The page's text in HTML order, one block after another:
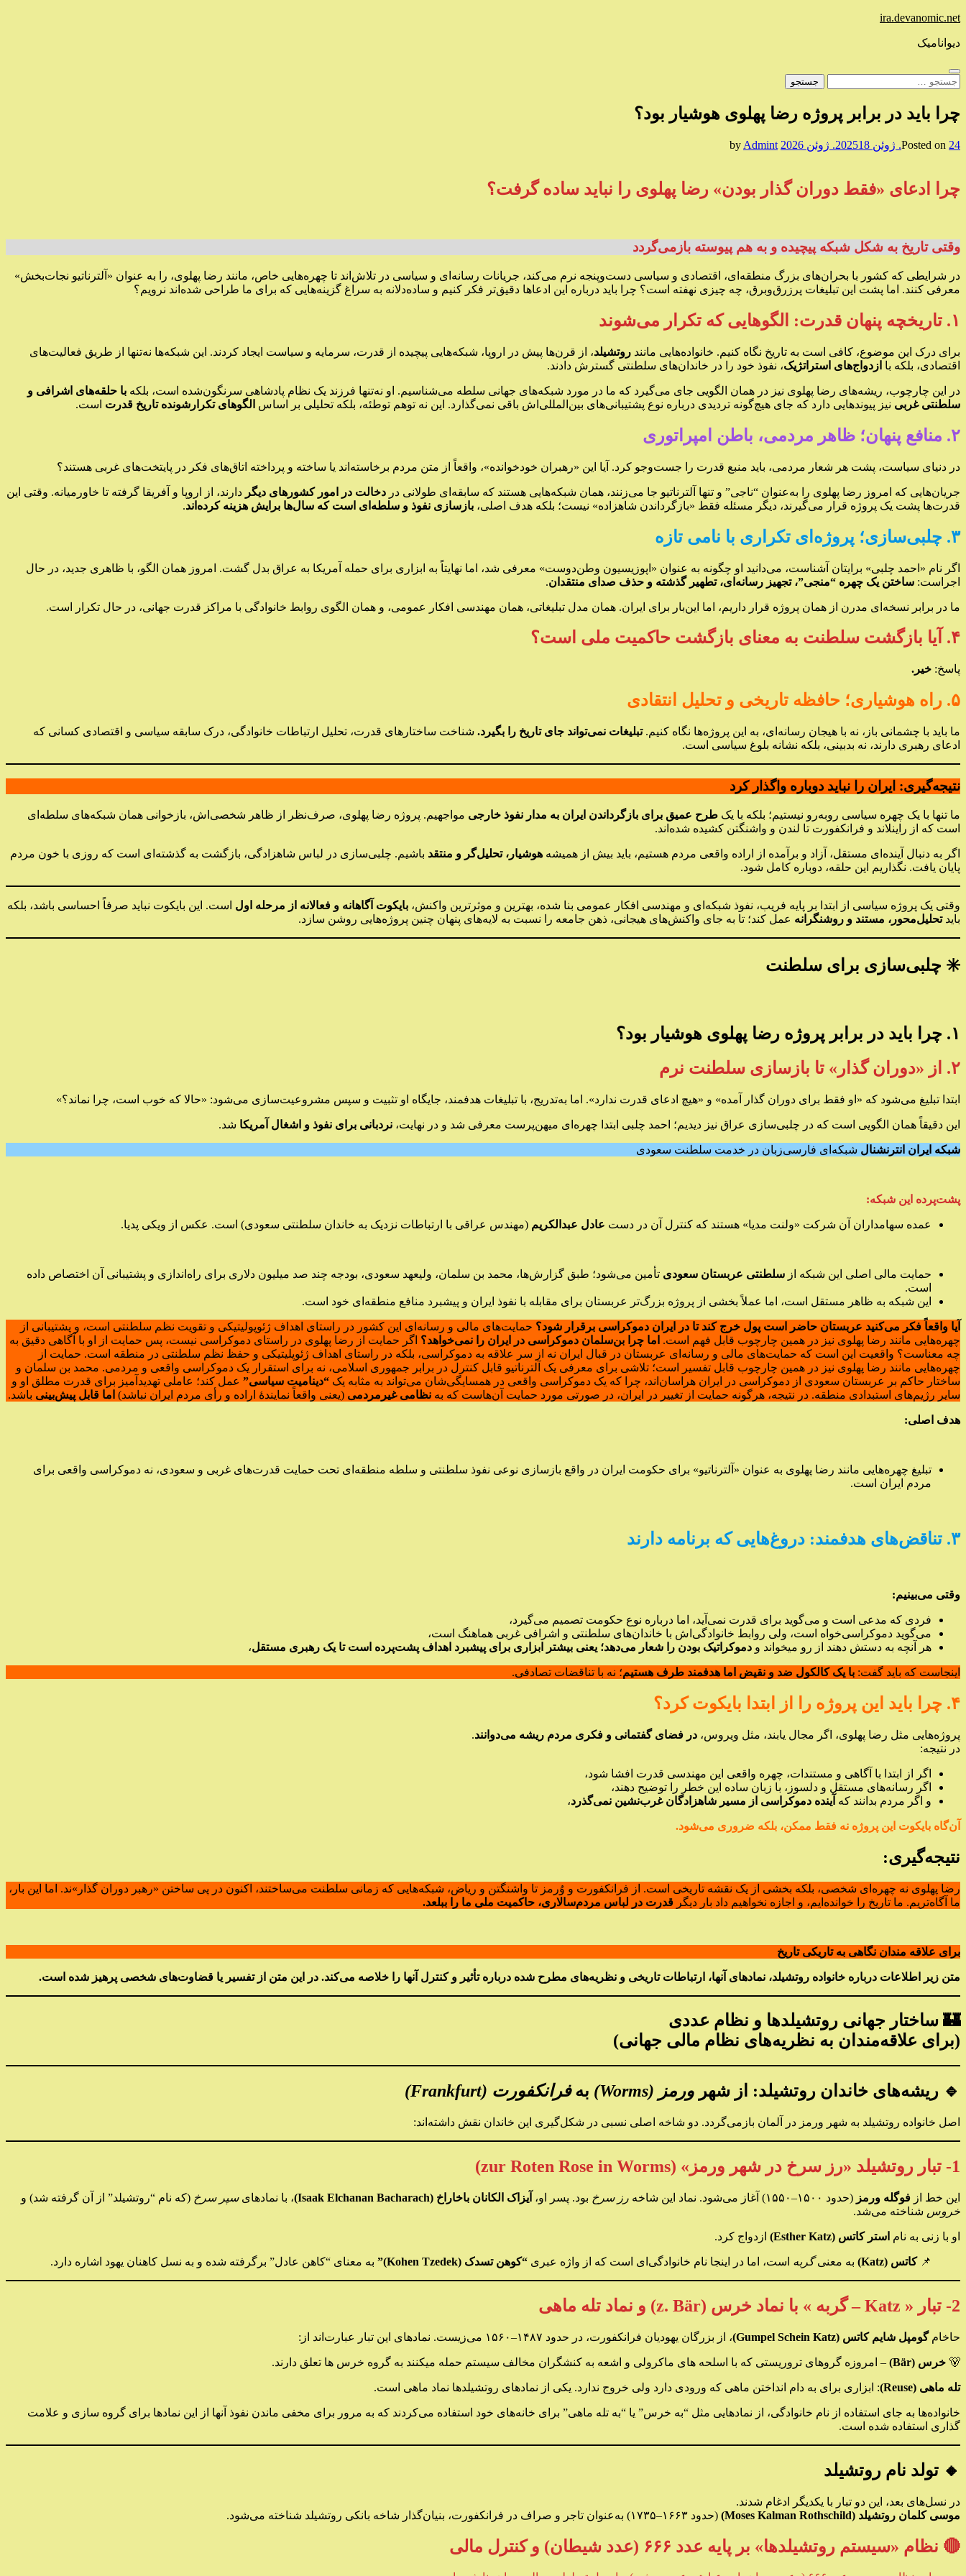
Skip
content
ira.devanomic.net
دیوانامیک
جستجو
چرا باید در برابر پروژه رضا پهلوی هوشیار بود؟
Posted on 24. ژوئن 2025 18. ژوئن 2026 Admint
چرا ادعای «فقط دوران گذار بودن» رضا پهلوی را نباید ساده گرفت؟
وقتی تاریخ به شکل شبکه‌ پیچیده و به هم پیوسته بازمی‌گردد
در شرایطی که کشور با بحران‌های بزرگ منطقه‌ای، اقتصادی و سیاسی دست‌وپنجه نرم می‌کند، جریانات رسانه‌ای و سیاسی در تلاش‌اند تا چهره‌هایی خاص، مانند رضا پهلوی، را به عنوان «آلترناتیو نجات‌بخش»
معرفی کنند. اما پشت این تبلیغات پرزرق‌وبرق، چه چیزی نهفته است؟ چرا باید درباره این ادعاها دقیق‌تر فکر کنیم و ساده‌دلانه به سراغ گزینه‌هایی که برای ما طراحی شده‌اند نرویم؟
۱. تاریخچه پنهان قدرت: الگوهایی که تکرار می‌شوند
برای درک این موضوع، کافی است به تاریخ نگاه کنیم. خانواده‌هایی مانند روتشیلد، از قرن‌ها پیش در اروپا، شبکه‌هایی پیچیده از قدرت، سرمایه و سیاست ایجاد کردند. این شبکه‌ها نه‌تنها از طریق فعالیت‌های
اقتصادی، بلکه با ازدواج‌های استراتژیک، نفوذ خود را در خاندان‌های سلطنتی گسترش دادند.
در این چارچوب، ریشه‌های رضا پهلوی نیز در همان الگویی جای می‌گیرد که ما در مورد شبکه‌های جهانی سلطه می‌شناسیم. او نه‌تنها فرزند یک نظام پادشاهی سرنگون‌شده است، بلکه با حلقه‌های اشرافی و
سلطنتی غربی نیز پیوندهایی دارد که جای هیچ‌گونه تردیدی درباره نوع پشتیبانی‌های بین‌المللی‌اش باقی نمی‌گذارد. این نه توهم توطئه، بلکه تحلیلی بر اساس الگوهای تکرارشونده تاریخ قدرت است.
۲. منافع پنهان؛ ظاهر مردمی، باطن امپراتوری
در دنیای سیاست، پشت هر شعار مردمی، باید منبع قدرت را جست‌وجو کرد. آیا این «رهبران خودخوانده»، واقعاً از متن مردم برخاسته‌اند یا ساخته و پرداخته اتاق‌های فکر در پایتخت‌های غربی هستند؟
جریان‌هایی که امروز رضا پهلوی را به‌عنوان “ناجی” و تنها آلترناتیو جا می‌زنند، همان شبکه‌هایی هستند که سابقه‌ای طولانی در دخالت در امور کشورهای دیگر دارند، از اروپا و آفریقا گرفته تا خاورمیانه. وقتی این
قدرت‌ها پشت یک پروژه قرار می‌گیرند، دیگر مسئله فقط «بازگرداندن شاهزاده» نیست؛ بلکه هدف اصلی، بازسازی نفوذ و سلطه‌ای است که سال‌ها برایش هزینه کرده‌اند.
۳. چلبی‌سازی؛ پروژه‌ای تکراری با نامی تازه
اگر نام «احمد چلبی» برایتان آشناست، می‌دانید او چگونه به عنوان «اپوزیسیون وطن‌دوست» معرفی شد، اما نهایتاً به ابزاری برای حمله آمریکا به عراق بدل گشت. امروز همان الگو، با ظاهری جدید، در حال
اجراست: ساختن یک چهره “منجی”، تجهیز رسانه‌ای، تطهیر گذشته و حذف صدای منتقدان.
ما در برابر نسخه‌ای مدرن از همان پروژه قرار داریم، اما این‌بار برای ایران. همان مدل تبلیغاتی، همان مهندسی افکار عمومی، و همان الگوی روابط خانوادگی با مراکز قدرت جهانی، در حال تکرار است.
۴. آیا بازگشت سلطنت به معنای بازگشت حاکمیت ملی است؟
پاسخ: خیر.
۵. راه هوشیاری؛ حافظه تاریخی و تحلیل انتقادی
ما باید با چشمانی باز، نه با هیجان رسانه‌ای، به این پروژه‌ها نگاه کنیم.تبلیغات نمی‌تواند جای تاریخ را بگیرد. شناخت ساختارهای قدرت، تحلیل ارتباطات خانوادگی، درک سابقه سیاسی و اقتصادی کسانی که
ادعای رهبری دارند، نه بدبینی، بلکه نشانه بلوغ سیاسی است.
نتیجه‌گیری: ایران را نباید دوباره واگذار کرد
ما تنها با یک چهره سیاسی روبه‌رو نیستیم؛ بلکه با یک طرح عمیق برای بازگرداندن ایران به مدار نفوذ خارجی مواجهیم. پروژه رضا پهلوی، صرف‌نظر از ظاهر شخصی‌اش، بازخوانی همان شبکه‌های سلطه‌ای
است که از راینلاند و فرانکفورت تا لندن و واشنگتن کشیده شده‌اند.
اگر به دنبال آینده‌ای مستقل، آزاد و برآمده از اراده واقعی مردم هستیم، باید بیش از همیشه هوشیار، تحلیل‌گر و منتقد باشیم. چلبی‌سازی در لباس شاهزادگی، بازگشت به گذشته‌ای است که روزی با خون مردم
پایان یافت. نگذاریم این حلقه، دوباره کامل شود.
وقتی یک پروژه سیاسی از ابتدا بر پایه فریب، نفوذ شبکه‌ای و مهندسی افکار عمومی بنا شده، بهترین و موثرترین واکنش، بایکوت آگاهانه و فعالانه از مرحله اول است. این بایکوت نباید صرفاً احساسی باشد، بلکه
بایدتحلیل‌محور، مستند و روشنگرانه عمل کند؛ تا به جای واکنش‌های هیجانی، ذهن جامعه را نسبت به لایه‌های پنهان چنین پروژه‌هایی روشن سازد.
✳️ چلبی‌سازی برای سلطنت
۱. چرا باید در برابر پروژه رضا پهلوی هوشیار بود؟
۲. از «دوران گذار» تا بازسازی سلطنت نرم
ابتدا تبلیغ می‌شود که «او فقط برای دوران گذار آمده» و «هیچ ادعای قدرت ندارد». اما به‌تدریج، با تبلیغات هدفمند، جایگاه او تثبیت و سپس مشروعیت‌سازی می‌شود: «حالا که خوب است، چرا نماند؟»
این دقیقاً همان الگویی است که در چلبی‌سازی عراق نیز دیدیم؛ احمد چلبی ابتدا چهره‌ای میهن‌پرست معرفی شد و در نهایت، نردبانی برای نفوذ و اشغال آمریکا شد.
شبکه ایران انترنشنال شبکه‌ای فارسی‌زبان در خدمت سلطنت سعودی
پشت‌پرده این شبکه:
عمده سهامداران آن شرکت «ولنت مدیا» هستند که کنترل آن در دست عادل عبدالکریم (مهندس عراقی با ارتباطات نزدیک به خاندان سلطنتی سعودی) است. عکس از ویکی پدیا.
حمایت مالی اصلی این شبکه از سلطنتی عربستان سعودی تأمین می‌شود؛ طبق گزارش‌ها، محمد بن سلمان، ولیعهد سعودی، بودجه چند صد میلیون دلاری برای راه‌اندازی و پشتیبانی آن اختصاص داده
است.
این شبکه به ظاهر مستقل است، اما عملاً بخشی از پروژه بزرگ‌تر عربستان برای مقابله با نفوذ ایران و پیشبرد منافع منطقه‌ای خود است.
آیا واقعاً فکر می‌کنید عربستان حاضر است پول خرج کند تا در ایران دموکراسی برقرار شود؟ حمایت‌های مالی و رسانه‌ای این کشور در راستای اهداف ژئوپولیتیکی و تقویت نظم سلطنتی است، و پشتیبانی از
چهره‌هایی مانند رضا پهلوی نیز در همین چارچوب قابل فهم است. اما چرا بن‌سلمان دموکراسی در ایران را نمی‌خواهد؟ اگر حمایت از رضا پهلوی در راستای دموکراسی نیست، پس حمایت از او با آگاهی دقیق به
چه معناست؟ واقعیت این است که حمایت‌های مالی و رسانه‌ای عربستان در قبال ایران نه از سر علاقه به دموکراسی، بلکه در راستای اهداف ژئوپلیتیکی و حفظ نظم سلطنتی در منطقه است. حمایت از
چهره‌هایی مانند رضا پهلوی نیز در همین چارچوب قابل تفسیر است؛ تلاشی برای معرفی یک آلترناتیو قابل کنترل در برابر جمهوری اسلامی، نه برای استقرار یک دموکراسی واقعی و مردمی. محمد بن سلمان و
ساختار حاکم بر عربستان سعودی از دموکراسی در ایران هراسان‌اند، چرا که یک دموکراسی واقعی در همسایگی‌شان می‌تواند به مثابه یک “دینامیت سیاسی” عمل کند؛ عاملی تهدیدآمیز برای قدرت مطلق او و
سایر رژیم‌های استبدادی منطقه. در نتیجه، هرگونه حمایت از تغییر در ایران، در صورتی مورد حمایت آن‌هاست که به نظامی غیرمردمی (یعنی واقعاً نمایندهٔ اراده و رأی مردم ایران نباشد) اما قابل پیش‌بینی باشد.
هدف اصلی:
تبلیغ چهره‌هایی مانند رضا پهلوی به عنوان «آلترناتیو» برای حکومت ایران در واقع بازسازی نوعی نفوذ سلطنتی و سلطه منطقه‌ای تحت حمایت قدرت‌های غربی و سعودی، نه دموکراسی واقعی برای
مردم ایران است.
۳. تناقض‌های هدفمند: دروغ‌هایی که برنامه دارند
وقتی می‌بینیم:
فردی که مدعی است و می‌گوید برای قدرت نمی‌آید، اما درباره نوع حکومت تصمیم می‌گیرد،
می‌گوید دموکراسی‌خواه است، ولی روابط خانوادگی‌اش با خاندان‌های سلطنتی و اشرافی غربی هماهنگ است،
هر آنچه به دستش دهند از رو میخواند و دموکراتیک بودن را شعار می‌دهد؛ یعنی بیشتر ابزاری برای پیشبرد اهداف پشت‌پرده است تا یک رهبری مستقل،
اینجاست که باید گفت: با یک کالکول ضد و نقیض اما هدفمند طرف هستیم؛ نه با تناقضات تصادفی.
۴. چرا باید این پروژه را از ابتدا بایکوت کرد؟
پروژه‌هایی مثل رضا پهلوی، اگر مجال یابند، مثل ویروس، در فضای گفتمانی و فکری مردم ریشه می‌دوانند.
در نتیجه:
اگر از ابتدا با آگاهی و مستندات، چهره واقعی این مهندسی قدرت افشا شود،
اگر رسانه‌های مستقل و دلسوز، با زبان ساده این خطر را توضیح دهند،
و اگر مردم بدانند که آینده دموکراسی از مسیر شاهزادگان غرب‌نشین نمی‌گذرد،
آن‌گاه بایکوت این پروژه نه فقط ممکن، بلکه ضروری می‌شود.
نتیجه‌گیری:
رضا پهلوی نه چهره‌ای شخصی، بلکه بخشی از یک نقشه تاریخی است. از فرانکفورت و وُرمز تا واشنگتن و ریاض، شبکه‌هایی که زمانی سلطنت می‌ساختند، اکنون در پی ساختن «رهبر دوران گذار»ند. اما این بار،
ما آگاه‌تریم. ما تاریخ را خوانده‌ایم، و اجازه نخواهیم داد بار دیگر قدرت در لباس مردم‌سالاری، حاکمیت ملی ما را ببلعد.
برای علاقه مندان نگاهی به تاریکی تاریخ
متن زیر اطلاعات درباره خانواده روتشیلد، نمادهای آنها، ارتباطات تاریخی و نظریه‌های مطرح شده درباره تأثیر و کنترل آنها را خلاصه می‌کند. در این متن از تفسیر یا قضاوت‌های شخصی پرهیز شده است.
🏰 ساختار جهانی روتشیلدها و نظام عددی
(برای علاقه‌مندان به نظریه‌های نظام مالی جهانی)
🔹 ریشه‌های خاندان روتشیلد: از شهر ورمز (Worms) بهفرانکفورت (Frankfurt)
اصل خانواده روتشیلد به شهر ورمز در آلمان بازمی‌گردد. دو شاخه اصلی نسبی در شکل‌گیری این خاندان نقش داشته‌اند:
1- تبار روتشیلد «رز سرخ در شهر ورمز» (zur Roten Rose in Worms)
این خط از فوگله ورمز (حدود ۱۵۰۰–۱۵۵۰) آغاز می‌شود. نماد این شاخه رز سرخ بود. پسر او، آیزاک الکانان باخاراخ (Isaak Elchanan Bacharach) ، با نمادهایسپر سرخ (که نام “روتشیلد” از آن گرفته شد) و
خروس شناخته می‌شد.
او با زنی به نام استر کاتس (Esther Katz) ازدواج کرد.
📌کاتس (Katz) به معنیگربه است، اما در اینجا نام خانوادگی‌ای است که از واژه عبری “کوهن تسدک (Kohen Tzedek)” به معنای “کاهن عادل” برگرفته شده و به نسل کاهنان یهود اشاره دارد.
2- تبار « Katz – گربه » با نماد خرس (z. Bär) و نماد تله ماهی
حاخامگومپل شایم کاتس (Gumpel Schein Katz) ، از بزرگان یهودیان فرانکفورت، در حدود ۱۴۸۷–۱۵۶۰ می‌زیست. نمادهای این تبار عبارت‌اند از:
🐻 خرس (Bär) – امروزه گروهای تروریستی که با اسلحه های ماکرولی و اشعه به کنشگران مخالف سیستم حمله میکنند به گروه خرس ها تعلق دارند.
تله ماهی (Reuse) : ابزاری برای به دام انداختن ماهی که ورودی دارد ولی خروج ندارد. یکی از نمادهای روتشیلدها نماد ماهی است.
خانواده‌ها به جای استفاده از نام خانوادگی، از نمادهایی مثل “به خرس” یا “به تله ماهی” برای خانه‌های خود استفاده می‌کردند که به مرور برای مخفی ماندن نفوذ آنها از این نمادها برای گروه سازی و علامت
گذاری استفاده شده است.
🔸 تولد نام روتشیلد
در نسل‌های بعد، این دو تبار با یکدیگر ادغام شدند.
موسی کلمان روتشیلد (Moses Kalman Rothschild)
(حدود ۱۶۶۳–۱۷۳۵) به‌عنوان تاجر و صراف در فرانکفورت، بنیان‌گذار شاخه بانکی روتشیلد شناخته می‌شود.
🔴 نظام «سیستم روتشیلدها» بر پایه عدد ۶۶۶ (عدد شیطان) و کنترل مالی